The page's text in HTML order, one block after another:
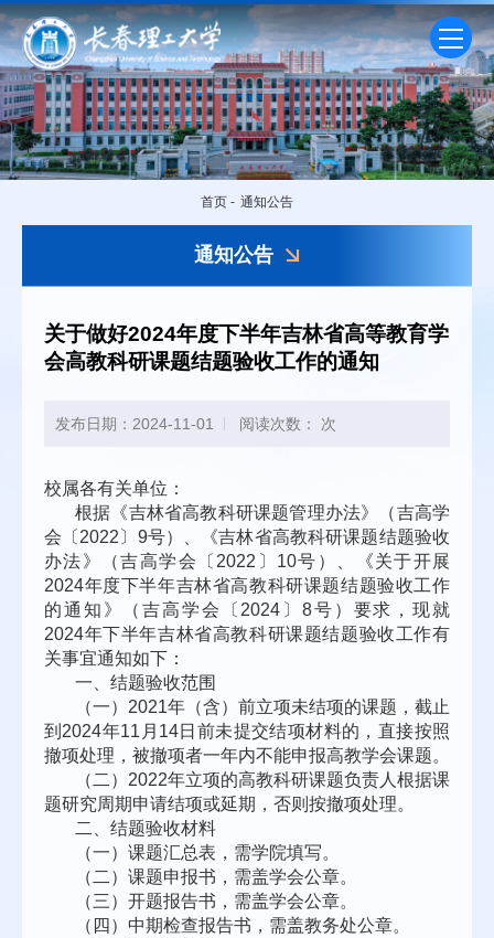
通知公告
首页 - 通知公告
关于做好2024年度下半年吉林省高等教育学
会高教科研课题结题验收工作的通知
发布日期：2024-11-01 阅读次数： 次
校属各有关单位：
根据《吉林省高教科研课题管理办法》（吉高学
会〔 2022 〕 9号）、《吉林省高教科研课题结题验收
办法》（吉高学会〔 2022 〕 10号）、《关于开展
2024年度下半年吉林省高教科研课题结题验收工作
的通知》（吉高学会〔 2024 〕8号）要求，现就
2024年下半年吉林省高教科研课题结题验收工作有
关事宜通知如下：
一、结题验收范围
（一） 2021年（含）前立项未结项的课题，截止
到 2024年11 月 14日前未提交结项材料的，直接按照
撤项处理，被撤项者一年内不能申报高教学会课题。
（二） 2022年立项的高教科研课题负责人根据课
题研究周期申请结项或延期，否则按撤项处理。
二、结题验收材料
（一）课题汇总表，需学院填写。
（二）课题申报书，需盖学会公章。
（三）开题报告书，需盖学会公章。
（四）中期检查报告书，需盖教务处公章。